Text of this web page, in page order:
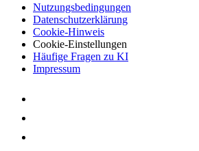
Nutzungsbedingungen
Datenschutzerklärung
Cookie-Hinweis
Cookie-Einstellungen
Häufige Fragen zu KI
Impressum